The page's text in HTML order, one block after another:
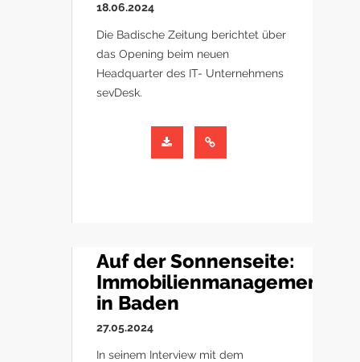
18.06.2024
Die Badische Zeitung berichtet über
das Opening beim neuen
Headquarter des IT- Unternehmens
sevDesk.
Auf der Sonnenseite:
Immobilienmanagement
in Baden
27.05.2024
In seinem Interview mit dem